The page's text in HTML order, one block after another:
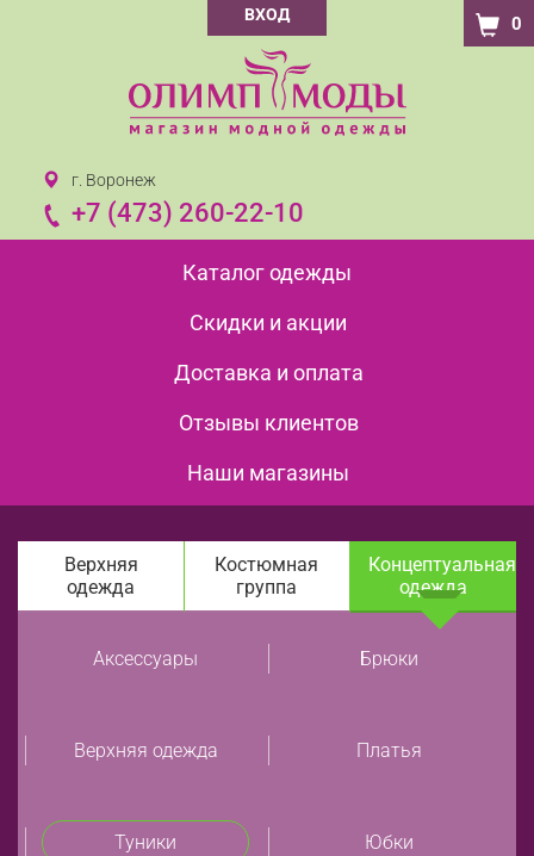
ВХОД 0
г. Воронеж
+7 (473) 260-22-10
Каталог одежды
Скидки и акции
Доставка и оплата
Отзывы клиентов
Наши магазины
Верхняя
одежда
Костюмная
группа
Концептуальная
одежда
Аксессуары Брюки
Верхняя одежда Платья
Туники Юбки